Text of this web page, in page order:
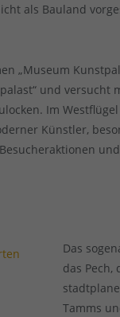
als Bauland
„Museum
und versucht
Im
Künstler,
Das
das Pech,
Tamms